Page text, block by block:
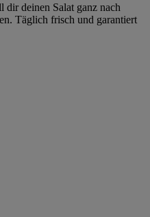
dir deinen Salat ganz nach
Täglich frisch und garantiert